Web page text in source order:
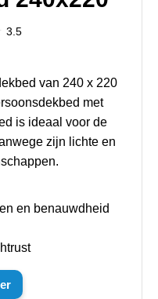
3.5
van 240 x 220
met
is ideaal voor de
zijn lichte en
en benauwdheid